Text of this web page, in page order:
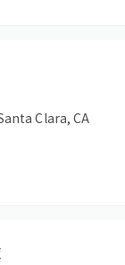
Clara, CA